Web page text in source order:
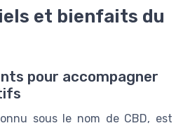
et bienfaits du
pour accompagner
sous le nom de CBD, est